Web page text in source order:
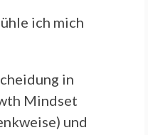
ich mich
in
Mindset
und